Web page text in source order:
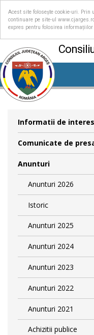
Acest site folosește cookie-uri.
continuare pe site-ul
expres pentru folosirea informațiilor
Informatii de
Comunicate de
Anunturi
Anunturi 2026
Istoric
Anunturi 2025
Anunturi 2024
Anunturi 2023
Anunturi 2022
Anunturi 2021
Achizitii publice